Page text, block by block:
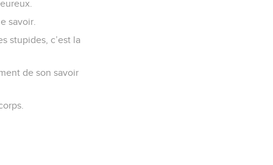
savoir.
stupides, c’est la
de son savoir